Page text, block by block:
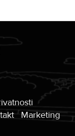
Marketing